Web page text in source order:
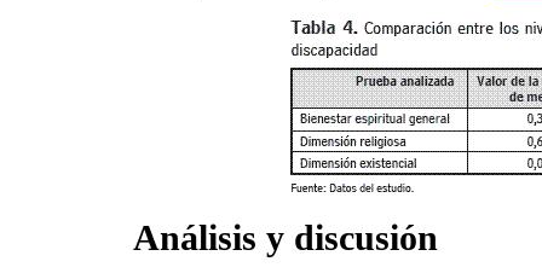
Análisis y discusión